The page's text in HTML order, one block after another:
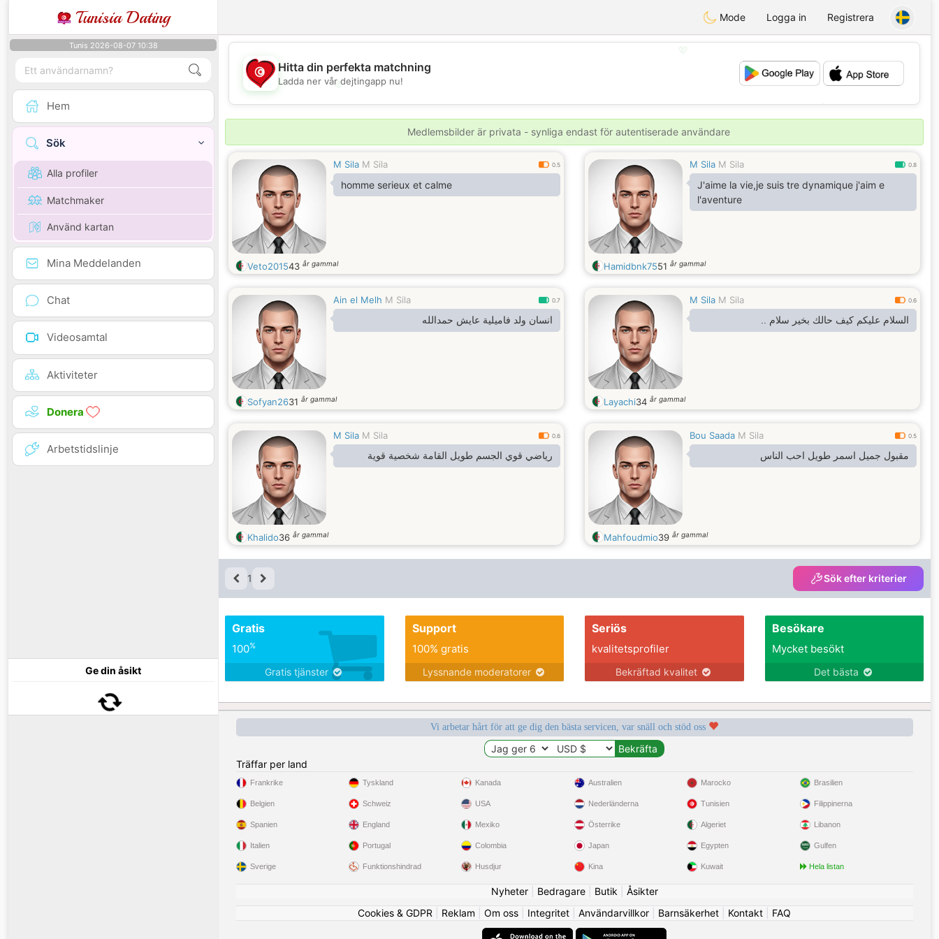
Tunisia Dating Mode Logga in Registrera
Tunis 2026-08-07 10:38
Hem
Sök
Alla profiler
Matchmaker
Använd kartan
Mina Meddelanden
Chat
Videosamtal
Aktiviteter
Donera
Arbetstidslinje
Ge din åsikt
💖
💕
💕
Hitta din perfekta matchning
Ladda ner vår dejtingapp nu!
Medlemsbilder är privata - synliga endast för autentiserade användare
M Sila M Sila 0.5
homme serieux et calme
Veto201543 år gammal
M Sila M Sila 0.8
J'aime la vie,je suis tre dynamique j'aim e
l'aventure
Hamidbnk7551 år gammal
Ain el Melh M Sila 0.7
انسان ولد فاميلية عايش حمدالله
Sofyan2631 år gammal
M Sila M Sila 0.6
السلام عليكم كيف حالك بخير سلام ..
Layachi34 år gammal
M Sila M Sila 0.6
رياضي قوي الجسم طويل القامة شخصية قوية
Khalido36 år gammal
Bou Saada M Sila 0.5
مقبول جميل اسمر طويل احب الناس
Mahfoudmio39 år gammal
1 Sök efter kriterier
Gratis
100%
Gratis tjänster
Support
100% gratis
Lyssnande moderatorer
Seriös
kvalitetsprofiler
Bekräftad kvalitet
Besökare
Mycket besökt
Det bästa
Vi arbetar hårt för att ge dig den bästa servicen, var snäll och stöd oss
Träffar per land
Frankrike
Belgien
Spanien
Italien
Sverige
Tyskland
Schweiz
England
Portugal
Funktionshindrad
Kanada
USA
Mexiko
Colombia
Husdjur
Australien
Nederländerna
Österrike
Japan
Kina
Marocko
Tunisien
Algeriet
Egypten
Kuwait
Brasilien
Filippinerna
Libanon
Gulfen
Hela listan
Nyheter| Bedragare| Butik
Åsikter
Cookies & GDPR
Reklam Om oss Integritet Användarvillkor Barnsäkerhet Kontakt FAQ